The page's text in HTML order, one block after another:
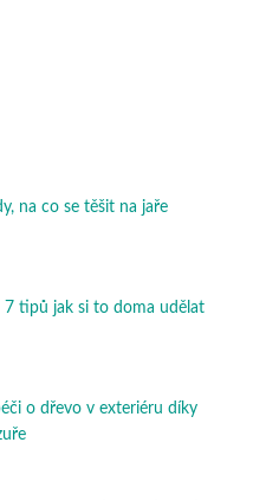
na co se těšit na jaře
7 tipů jak si to doma udělat
o dřevo v exteriéru díky